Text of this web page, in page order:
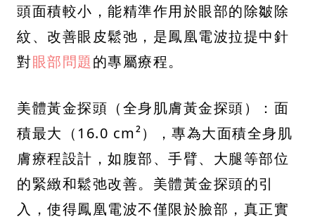
頭面積較小，能精準作用於眼部的除皺除
紋、改善眼皮鬆弛，是鳳凰電波拉提中針
對眼部問題的專屬療程。
美體黃金探頭（全身肌膚黃金探頭）：面
積最大（16.0 cm²），專為大面積全身肌
膚療程設計，如腹部、手臂、大腿等部位
的緊緻和鬆弛改善。美體黃金探頭的引
入，使得鳳凰電波不僅限於臉部，真正實